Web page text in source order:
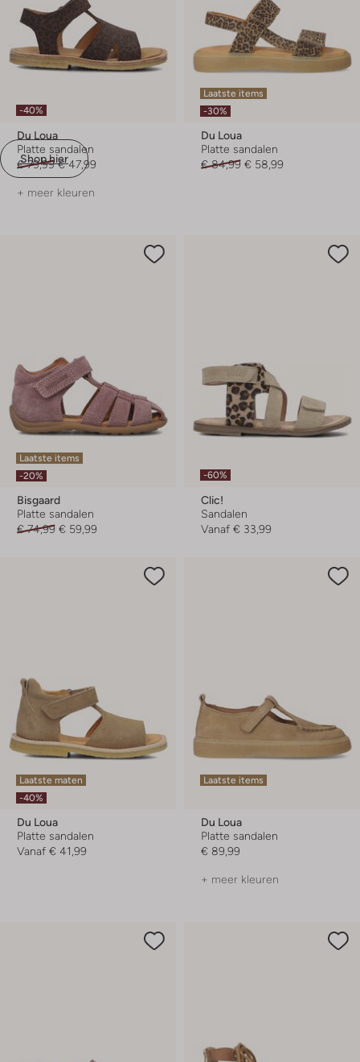
Shop hier
-40%
Du Loua
Platte sandalen
€ 79,99 € 47,99
+ meer kleuren
Laatste items
-30%
Du Loua
Platte sandalen
€ 84,99 € 58,99
Laatste items
-20%
Bisgaard
Platte sandalen
€ 74,99 € 59,99
-60%
Clic!
Sandalen
Vanaf € 33,99
Laatste maten
-40%
Du Loua
Platte sandalen
Vanaf € 41,99
Laatste items
Du Loua
Platte sandalen
€ 89,99
+ meer kleuren